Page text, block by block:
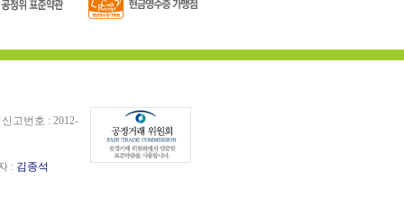
고번호 : 2012-
: 김종석